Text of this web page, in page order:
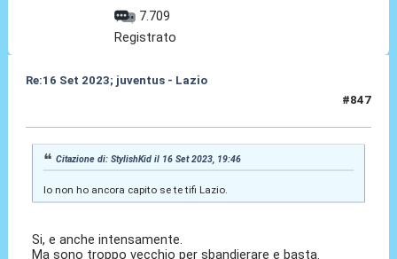
7.709
Registrato
Re:16 Set 2023; juventus - Lazio
#847
Citazione di: StylishKid il 16 Set 2023, 19:46
Io non ho ancora capito se te tifi Lazio.
Si, e anche intensamente.
Ma sono troppo vecchio per sbandierare e basta.